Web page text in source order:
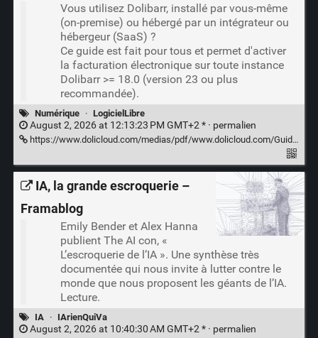
Vous utilisez Dolibarr, installé par vous-même
(on-premise) ou hébergé par un intégrateur ou
hébergeur (SaaS) ?
Ce guide est fait pour tous et permet d'activer
la facturation électronique sur toute instance
Dolibarr >= 18.0 (version 23 ou plus
recommandée).
Numérique · LogicielLibre
August 2, 2026 at 12:13:23 PM GMT+2 * · permalien
https://www.dolicloud.com/medias/pdf/www.dolicloud.com/Guide%20Facturation%20Electronique%20Dolibarr.pdf
IA, la grande escroquerie –
Framablog
Emily Bender et Alex Hanna
publient The AI con, «
L’escroquerie de l’IA ». Une synthèse très
documentée qui nous invite à lutter contre le
monde que nous proposent les géants de l’IA.
Lecture.
IA · IArienQuiVa
August 2, 2026 at 10:40:30 AM GMT+2 * · permalien